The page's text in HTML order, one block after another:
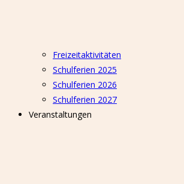
Freizeitaktivitäten
Schulferien 2025
Schulferien 2026
Schulferien 2027
Veranstaltungen